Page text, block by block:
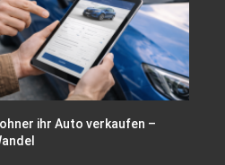
ihr Auto verkaufen –